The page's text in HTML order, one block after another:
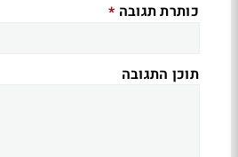
כותרת תגובה *
תוכן התגובה